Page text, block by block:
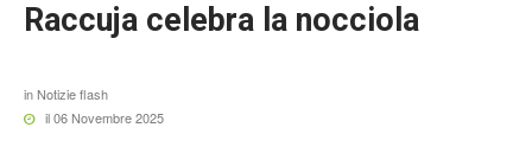
Raccuja celebra la nocciola
in Notizie flash
il 06 Novembre 2025